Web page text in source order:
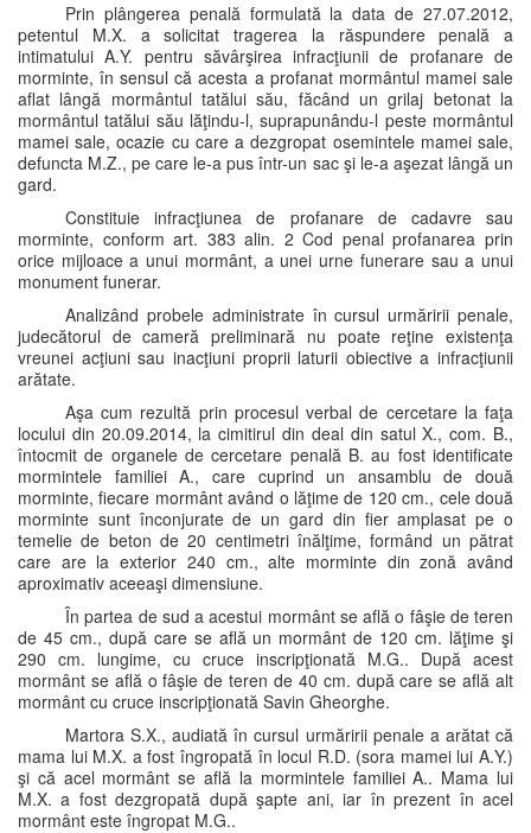
Prin plângerea penală formulată la data de 27.07.2012,
petentul M.X. a solicitat tragerea la răspundere penală a
intimatului A.Y. pentru săvârşirea infracţiunii de profanare de
morminte, în sensul că acesta a profanat mormântul mamei sale
aflat lângă mormântul tatălui său, făcând un grilaj betonat la
mormântul tatălui său lăţindu-l, suprapunându-l peste mormântul
mamei sale, ocazie cu care a dezgropat osemintele mamei sale,
defuncta M.Z., pe care le-a pus într-un sac şi le-a aşezat lângă un
gard.
Constituie infracţiunea de profanare de cadavre sau
morminte, conform art. 383 alin. 2 Cod penal profanarea prin
orice mijloace a unui mormânt, a unei urne funerare sau a unui
monument funerar.
Analizând probele administrate în cursul urmăririi penale,
judecătorul de cameră preliminară nu poate reţine existenţa
vreunei acţiuni sau inacţiuni proprii laturii obiective a infracţiunii
arătate.
Aşa cum rezultă prin procesul verbal de cercetare la faţa
locului din 20.09.2014, la cimitirul din deal din satul X., com. B.,
întocmit de organele de cercetare penală B. au fost identificate
mormintele familiei A., care cuprind un ansamblu de două
morminte, fiecare mormânt având o lăţime de 120 cm., cele două
morminte sunt înconjurate de un gard din fier amplasat pe o
temelie de beton de 20 centimetri înălţime, formând un pătrat
care are la exterior 240 cm., alte morminte din zonă având
aproximativ aceeaşi dimensiune.
În partea de sud a acestui mormânt se află o fâşie de teren
de 45 cm., după care se află un mormânt de 120 cm. lăţime şi
290 cm. lungime, cu cruce inscripţionată M.G.. După acest
mormânt se află o fâşie de teren de 40 cm. după care se află alt
mormânt cu cruce inscripţionată Savin Gheorghe.
Martora S.X., audiată în cursul urmăririi penale a arătat că
mama lui M.X. a fost îngropată în locul R.D. (sora mamei lui A.Y.)
şi că acel mormânt se află la mormintele familiei A.. Mama lui
M.X. a fost dezgropată după şapte ani, iar în prezent în acel
mormânt este îngropat M.G..